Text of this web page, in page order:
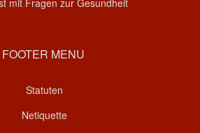
FOOTER MENU
Statuten
Netiquette